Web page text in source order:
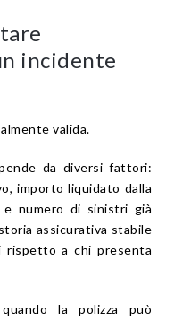
incidente
valida.
da diversi fattori:
importo liquidato dalla
e numero di sinistri già
assicurativa stabile
rispetto a chi presenta
la polizza può